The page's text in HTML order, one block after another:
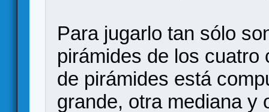
Para jugarlo tan sólo
pirámides de los
de pirámides está
grande, otra mediana y